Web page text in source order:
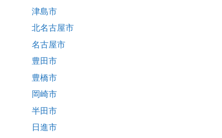
津島市
北名古屋市
名古屋市
豊田市
豊橋市
岡崎市
半田市
日進市